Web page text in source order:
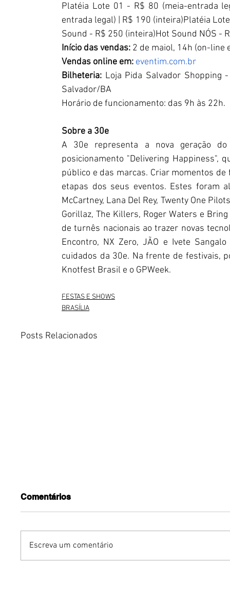
Platéia Lote 01 - R$ 80 (meia-entrada
entrada legal) | R$ 190 (inteira)Platéia
Sound - R$ 250 (inteira)Hot Sound NÓS -
Início das vendas: 2 de maiol, 14h (on-line
Vendas online em: eventim.com.br
Bilheteria: Loja Pida Salvador Shopping
Salvador/BA
Horário de funcionamento: das 9h às 22h.
Sobre a 30e
A 30e representa a nova geração
posicionamento "Delivering Happiness",
público e das marcas. Criar momentos
etapas dos seus eventos. Estes foram
McCartney, Lana Del Rey, Twenty One
Gorillaz, The Killers, Roger Waters e
de turnês nacionais ao trazer novas
Encontro, NX Zero, JÃO e Ivete
cuidados da 30e. Na frente de festivais,
Knotfest Brasil e o GPWeek.
FESTAS E SHOWS
BRASÍLIA
Posts Relacionados
Comentários
Escreva um comentário